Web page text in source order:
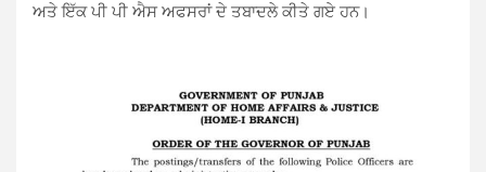
ਅਤੇ ਇੱਕ ਪੀ ਪੀ ਐਸ ਅਫਸਰਾਂ ਦੇ ਤਬਾਦਲੇ ਕੀਤੇ ਗਏ ਹਨ।